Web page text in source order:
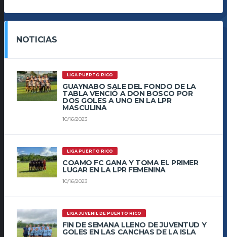
NOTICIAS
LIGA PUERTO RICO
GUAYNABO SALE DEL FONDO DE LA
TABLA VENCIÓ A DON BOSCO POR
DOS GOLES A UNO EN LA LPR
MASCULINA
10/16/2023
LIGA PUERTO RICO
COAMO FC GANA Y TOMA EL PRIMER
LUGAR EN LA LPR FEMENINA
10/16/2023
LIGA JUVENIL DE PUERTO RICO
FIN DE SEMANA LLENO DE JUVENTUD Y
GOLES EN LAS CANCHAS DE LA ISLA